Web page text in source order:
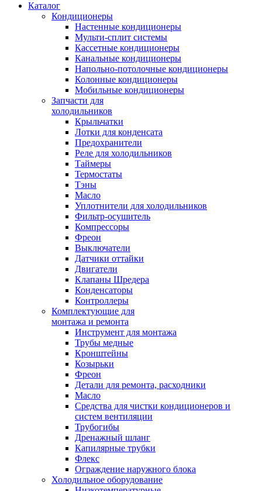
Каталог
Кондиционеры
Настенные кондиционеры
Мульти-сплит системы
Кассетные кондиционеры
Канальные кондиционеры
Напольно-потолочные кондиционеры
Колонные кондиционеры
Мобильные кондиционеры
Запчасти для
холодильников
Крыльчатки
Лотки для конденсата
Предохранители
Реле для холодильников
Таймеры
Термостаты
Тэны
Масло
Уплотнители для холодильников
Фильтр-осушитель
Компрессоры
Фреон
Выключатели
Датчики оттайки
Двигатели
Клапаны Шредера
Конденсаторы
Контроллеры
Комплектующие для
монтажа и ремонта
Инструмент для монтажа
Трубы медные
Кронштейны
Козырьки
Фреон
Детали для ремонта, расходники
Масло
Средства для чистки кондиционеров и
систем вентиляции
Трубогибы
Дренажный шланг
Капилярные трубки
Флекс
Ограждение наружного блока
Холодильное оборудование